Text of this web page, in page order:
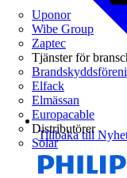
Uponor
Wibe Group
Zaptec
Tjänster för
Elfack
Elmässan
Europacable
Distributörer
Solar
Tillbaka till